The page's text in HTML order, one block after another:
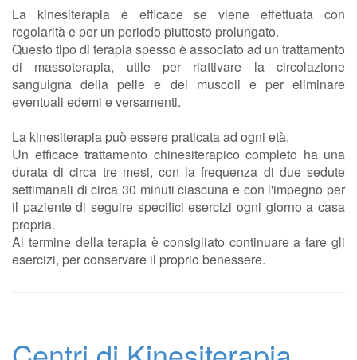
La kinesiterapia è efficace se viene effettuata con
regolarità e per un periodo piuttosto prolungato.
Questo tipo di terapia spesso è associato ad un trattamento
di massoterapia, utile per riattivare la circolazione
sanguigna della pelle e dei muscoli e per eliminare
eventuali edemi e versamenti.
La kinesiterapia può essere praticata ad ogni età.
Un efficace trattamento chinesiterapico completo ha una
durata di circa tre mesi, con la frequenza di due sedute
settimanali di circa 30 minuti ciascuna e con l'impegno per
il paziente di seguire specifici esercizi ogni giorno a casa
propria.
Al termine della terapia è consigliato continuare a fare gli
esercizi, per conservare il proprio benessere.